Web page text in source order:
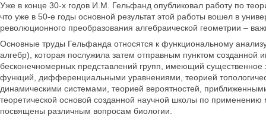
Уже в конце 30-х годов И.М. Гельфанд опубликовал работу по
что уже в 50-е годы основной результат этой работы вошел в
революционного преобразования алгебраической геометрии –
Основные труды Гельфанда относятся к функциональному
алгебр), которая послужила затем отправным пунктом
бесконечномерных представлений групп, имеющий
функций, дифференциальными уравнениями, теорией
динамическими системами, теорией вероятностей,
теоретической основой созданной научной школы по
посвящены различным вопросам биологии.